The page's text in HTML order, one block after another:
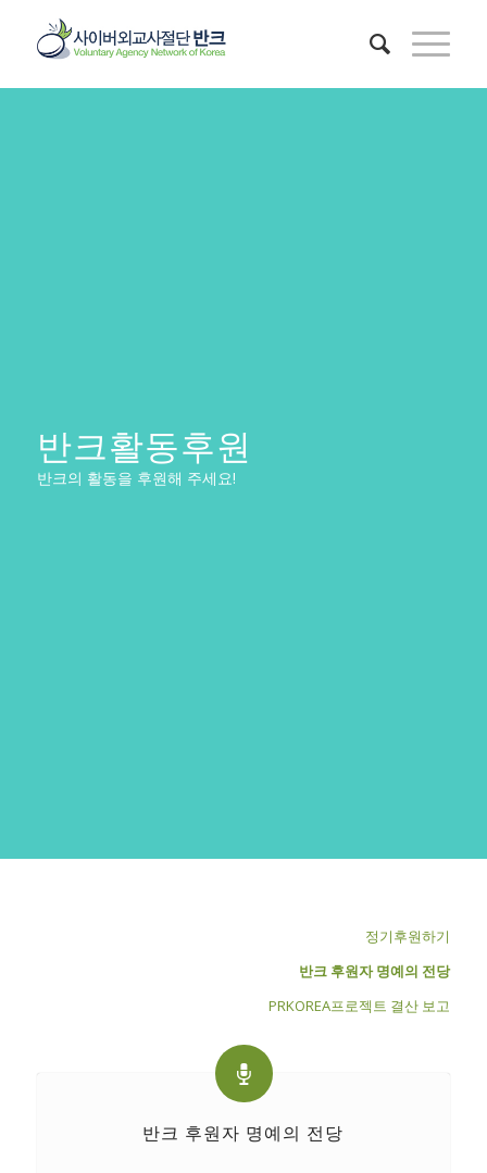
반크활동후원
반크의 활동을 후원해 주세요!
정기후원하기
반크 후원자 명예의 전당
PRKOREA프로젝트 결산 보고
반크 후원자 명예의 전당